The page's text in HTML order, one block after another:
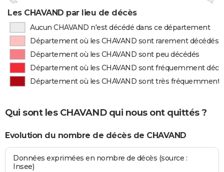
Les CHAVAND par lieu de décès
Aucun CHAVAND n'est décédé dans ce département
Département où les CHAVAND sont rarement décédés
Département où les CHAVAND sont peu décédés
Département où les CHAVAND sont fréquemment
Département où les CHAVAND sont très fréquemment
Qui sont les CHAVAND qui nous ont quittés ?
Evolution du nombre de décès de CHAVAND
Données exprimées en nombre de décès (source :
Insee)